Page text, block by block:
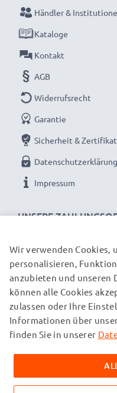
Bestellen Sie jetzt!
UNSERE
Händler &
Kataloge
Kontakt
AGB
Widerrufsrecht
Garantie
Sicherheit &
Datenschutzerklärung
Impressum
UNSERE
© subtel.ch 2026
Alle Preise verstehen
zuzüglich Versandkosten.
Inhaber sind und
Produkte auf unseren
Wir verwenden Cookies,
personalisieren,
anzubieten und unseren
können alle Cookies
zulassen oder Ihre
Informationen über
finden Sie in unserer